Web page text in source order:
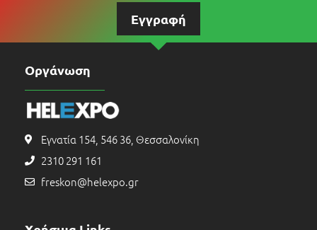
Εγγραφή
Οργάνωση
Εγνατία 154, 546 36, Θεσσαλονίκη
2310 291 161
freskon@helexpo.gr